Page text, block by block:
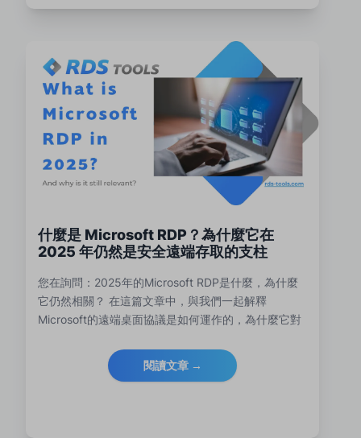
什麼是 Microsoft RDP？為什麼它在
2025 年仍然是安全遠端存取的支柱
您在詢問：2025年的Microsoft RDP是什麼，為什麼
它仍然相關？ 在這篇文章中，與我們一起解釋
Microsoft的遠端桌面協議是如何運作的，為什麼它對
RDS-Tools是遠端桌面的理想合作夥伴軟體。
閱讀文章 →